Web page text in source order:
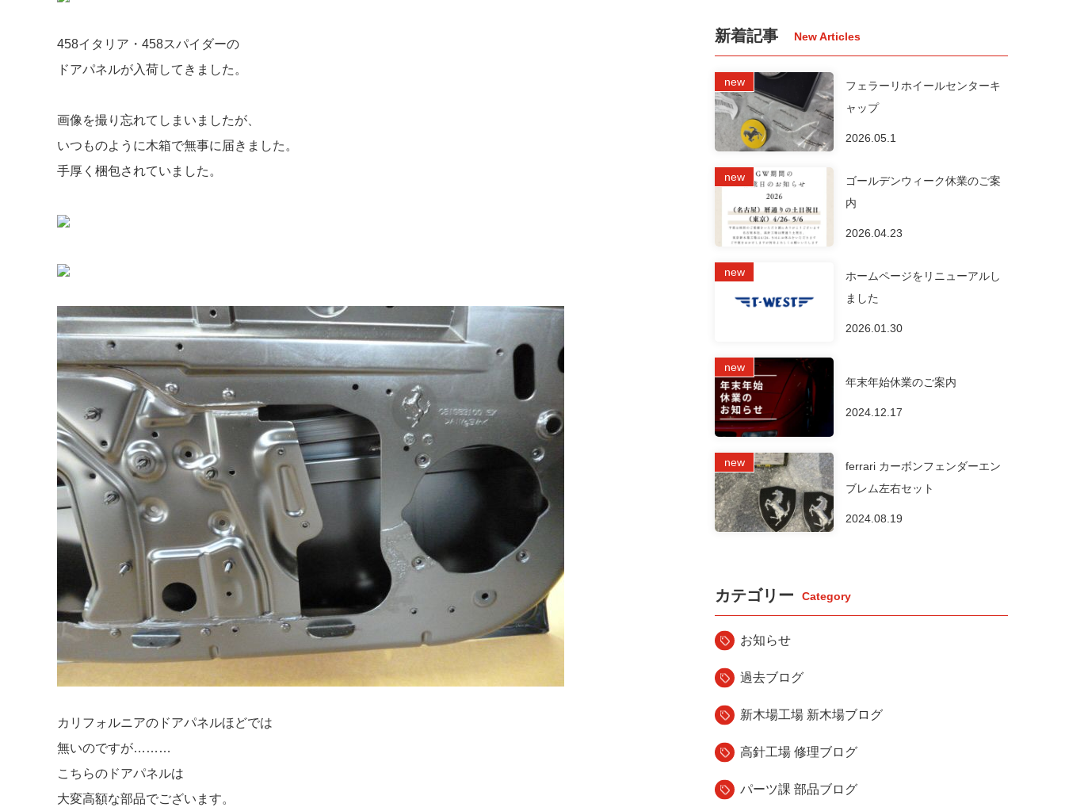
458イタリア・458スパイダーの
ドアパネルが入荷してきました。
画像を撮り忘れてしまいましたが、
いつものように木箱で無事に届きました。
手厚く梱包されていました。
カリフォルニアのドアパネルほどでは
無いのですが………
こちらのドアパネルは
大変高額な部品でございます。
新着記事
フェラーリホイールセンターキ
ャップ
2026.05.1
ゴールデンウィーク休業のご案
内
2026.04.23
ホームページをリニューアルし
ました
2026.01.30
年末年始休業のご案内
2024.12.17
ferrari カーボンフェンダーエン
ブレム左右セット
2024.08.19
カテゴリー
お知らせ
過去ブログ
新木場工場 新木場ブログ
高針工場 修理ブログ
パーツ課 部品ブログ